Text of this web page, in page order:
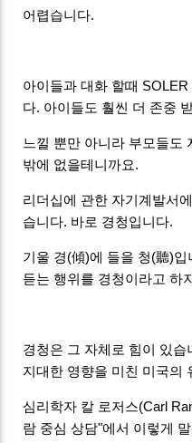
어렵습니다.
아이들과 대화 할때
다. 아이들도 훨씬 더 존중
느낄 뿐만 아니라 부모들도
밖에 없을테니까요.
리더십에 관한 자기계발서
습니다. 바로 경청입니다.
기울 경(傾)에 들을 청(聽)​
듣는 행위를 경청이라고 하
경청은 그 자체로 힘이 있
지대한 영향을 미친 미국의
심리학자 칼 로저스(Carl
람 중심 상담"​에서 이렇게